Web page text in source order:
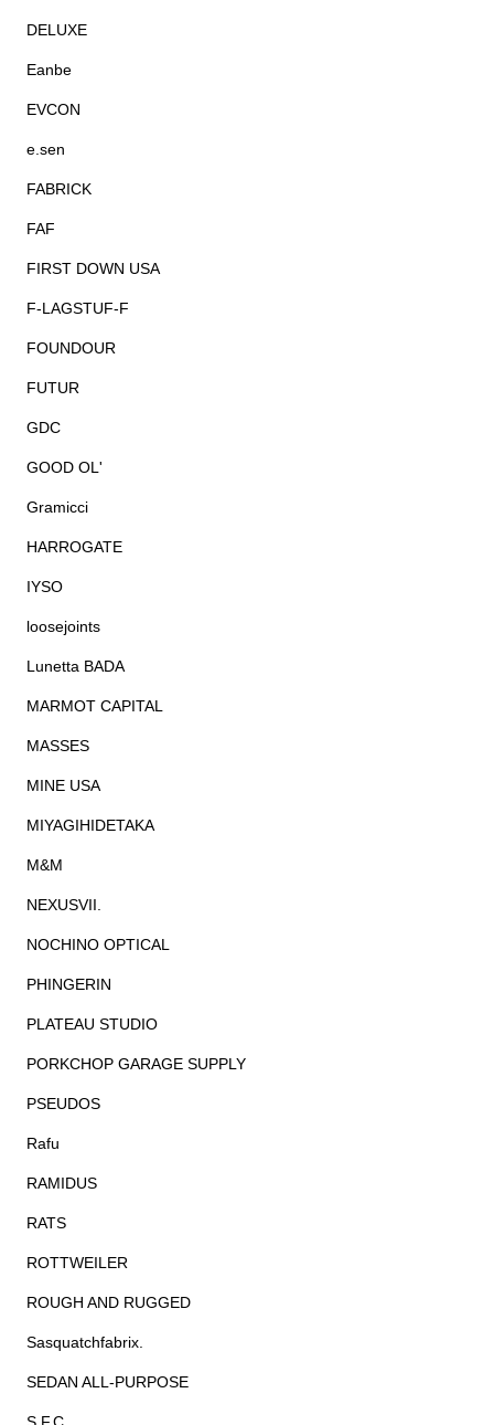
DELUXE
Eanbe
EVCON
e.sen
FABRICK
FAF
FIRST DOWN USA
F-LAGSTUF-F
FOUNDOUR
FUTUR
GDC
GOOD OL'
Gramicci
HARROGATE
IYSO
loosejoints
Lunetta BADA
MARMOT CAPITAL
MASSES
MINE USA
MIYAGIHIDETAKA
M&M
NEXUSVII.
NOCHINO OPTICAL
PHINGERIN
PLATEAU STUDIO
PORKCHOP GARAGE SUPPLY
PSEUDOS
Rafu
RAMIDUS
RATS
ROTTWEILER
ROUGH AND RUGGED
Sasquatchfabrix.
SEDAN ALL-PURPOSE